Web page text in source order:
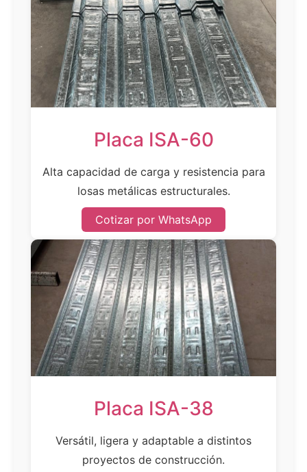
Placa ISA-60
Alta capacidad de carga y resistencia para
losas metálicas estructurales.
Cotizar por WhatsApp
Placa ISA-38
Versátil, ligera y adaptable a distintos
proyectos de construcción.